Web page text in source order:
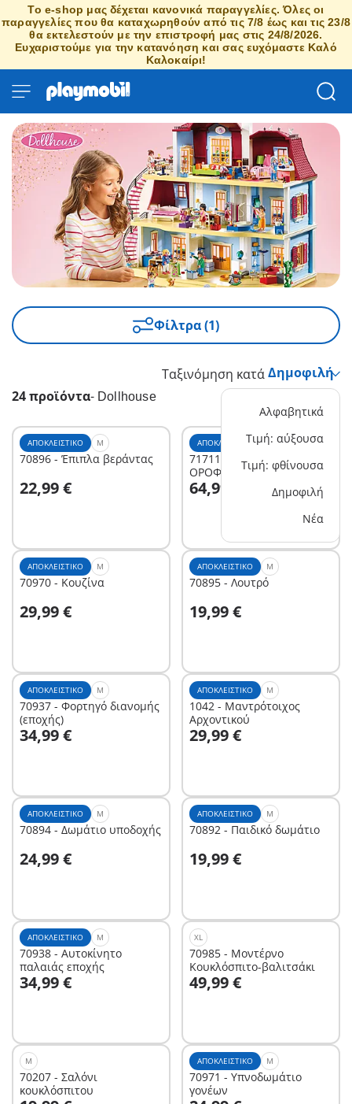
Το e-shop μας δέχεται κανονικά παραγγελίες. Όλες οι
παραγγελίες που θα καταχωρηθούν από τις 7/8 έως και τις 23/8
θα εκτελεστούν με την επιστροφή μας στις 24/8/2026.
Ευχαριστούμε για την κατανόηση και σας ευχόμαστε Καλό
Καλοκαίρι!
Φίλτρα (1)
24 προϊόντα- Dollhouse
Ταξινόμηση κατά
Αλφαβητικά
Τιμή: αύξουσα
Τιμή: φθίνουσα
Δημοφιλή
Νέα
ΑΠΟΚΛΕΙΣΤΙΚΌ M
70896 - Έπιπλα βεράντας
22,99 €
ΑΠΟΚΛΕΙΣΤΙΚΌ XL
71711 - ΕΠΕΚΤΑΣΗ
ΟΡΟΦΟΥ ΑΡΧΟΝΤΙΚΟΥ
64,99 €
Στο καλάθι
ΑΠΟΚΛΕΙΣΤΙΚΌ M
70970 - Κουζίνα
29,99 €
ΑΠΟΚΛΕΙΣΤΙΚΌ M
70895 - Λουτρό
19,99 €
ΑΠΟΚΛΕΙΣΤΙΚΌ M
70937 - Φορτηγό διανομής
(εποχής)
34,99 €
Στο καλάθι
ΑΠΟΚΛΕΙΣΤΙΚΌ M
1042 - Μαντρότοιχος
Αρχοντικού
29,99 €
Στο καλάθι
ΑΠΟΚΛΕΙΣΤΙΚΌ M
70894 - Δωμάτιο υποδοχής
24,99 €
ΑΠΟΚΛΕΙΣΤΙΚΌ M
70892 - Παιδικό δωμάτιο
19,99 €
ΑΠΟΚΛΕΙΣΤΙΚΌ M
70938 - Αυτοκίνητο
παλαιάς εποχής
34,99 €
Στο καλάθι
XL
70985 - Μοντέρνο
Κουκλόσπιτο-βαλιτσάκι
49,99 €
Στο καλάθι
M
70207 - Σαλόνι
κουκλόσπιτου
Στο καλάθι
ΑΠΟΚΛΕΙΣΤΙΚΌ M
70971 - Υπνοδωμάτιο
γονέων
Στο καλάθι